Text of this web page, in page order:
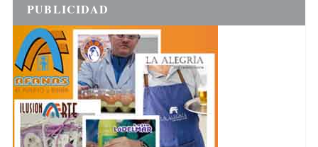
PUBLICIDAD